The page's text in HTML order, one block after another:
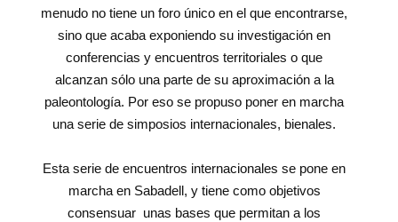
menudo no tiene un foro único en el que encontrarse,
sino que acaba exponiendo su investigación en
conferencias y encuentros territoriales o que
alcanzan sólo una parte de su aproximación a la
paleontología. Por eso se propuso poner en marcha
una serie de simposios internacionales, bienales.
Esta serie de encuentros internacionales se pone en
marcha en Sabadell, y tiene como objetivos
consensuar unas bases que permitan a los